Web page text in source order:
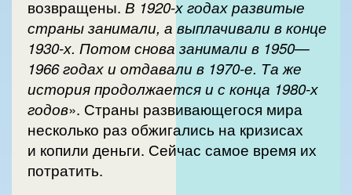
возвращены. В 1920-х годах развитые
страны занимали, а выплачивали в конце
1930-х. Потом снова занимали в 1950—
1966 годах и отдавали в 1970-е. Та же
история продолжается и с конца 1980-х
годов». Страны развивающегося мира
несколько раз обжигались на кризисах
и копили деньги. Сейчас самое время их
потратить.